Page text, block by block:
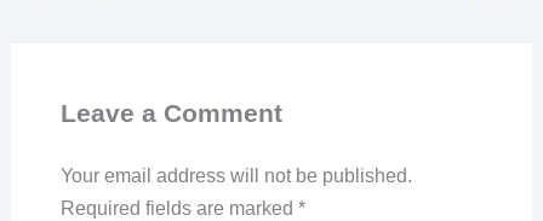
Leave a Comment
Your email address will not be published.
Required fields are marked *